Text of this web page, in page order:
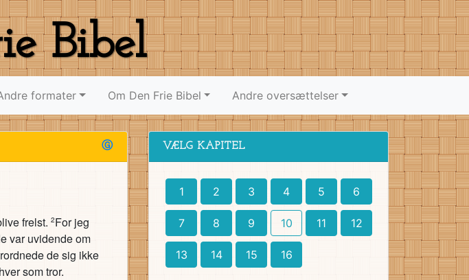
Bibel
formater Om Den Frie Bibel Andre oversættelser
Ⓖ
frelst. 2For jeg
var uvidende om
de sig ikke
som tror.
VÆLG KAPITEL
1 2 3 4 5 6
7 8 9 10 11 12
13 14 15 16